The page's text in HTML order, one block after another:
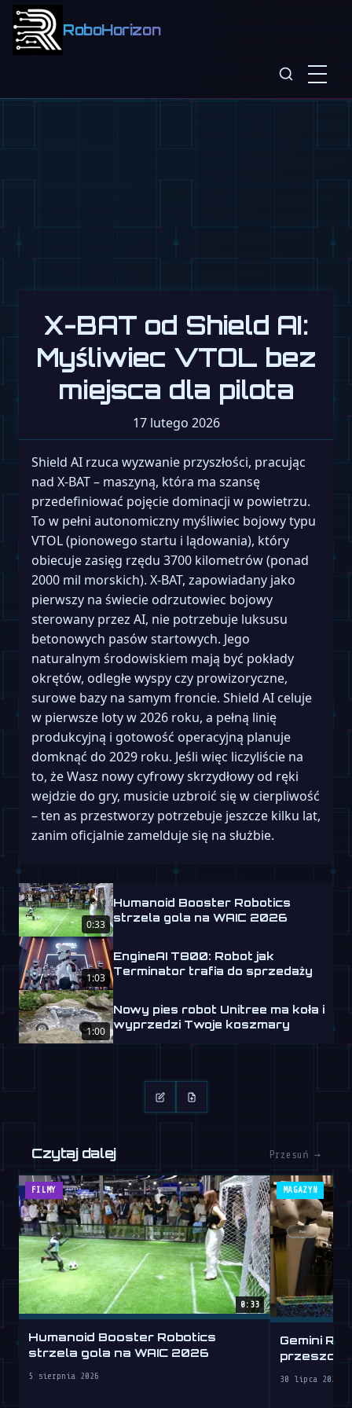
RoboHorizon
X-BAT od Shield AI:
Myśliwiec VTOL bez
miejsca dla pilota
17 lutego 2026
Shield AI rzuca wyzwanie przyszłości, pracując
nad X-BAT – maszyną, która ma szansę
przedefiniować pojęcie dominacji w powietrzu.
To w pełni autonomiczny myśliwiec bojowy typu
VTOL (pionowego startu i lądowania), który
obiecuje zasięg rzędu 3700 kilometrów (ponad
2000 mil morskich). X-BAT, zapowiadany jako
pierwszy na świecie odrzutowiec bojowy
sterowany przez AI, nie potrzebuje luksusu
betonowych pasów startowych. Jego
naturalnym środowiskiem mają być pokłady
okrętów, odległe wyspy czy prowizoryczne,
surowe bazy na samym froncie. Shield AI celuje
w pierwsze loty w 2026 roku, a pełną linię
produkcyjną i gotowość operacyjną planuje
domknąć do 2029 roku. Jeśli więc liczyliście na
to, że Wasz nowy cyfrowy skrzydłowy od ręki
wejdzie do gry, musicie uzbroić się w cierpliwość
– ten as przestworzy potrzebuje jeszcze kilku lat,
zanim oficjalnie zamelduje się na służbie.
0:33
Humanoid Booster Robotics
strzela gola na WAIC 2026
1:03
EngineAI T800: Robot jak
Terminator trafia do sprzedaży
1:00
Nowy pies robot Unitree ma koła i
wyprzedzi Twoje koszmary
Czytaj dalej Przesuń →
FILMY
0:33
Humanoid Booster Robotics
strzela gola na WAIC 2026
5 sierpnia 2026
MAGAZYN
Gemini
30 lipca 2026